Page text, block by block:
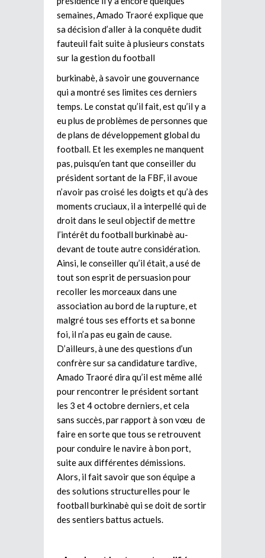
semaines, Amado Traoré explique que
sa décision d’aller à la conquête dudit
fauteuil fait suite à plusieurs constats
sur la gestion du football
burkinabè, à savoir une gouvernance
qui a montré ses limites ces derniers
temps. Le constat qu’il fait, est qu’il y a
eu plus de problèmes de personnes que
de plans de développement global du
football. Et les exemples ne manquent
pas, puisqu’en tant que conseiller du
président sortant de la FBF, il avoue
n’avoir pas croisé les doigts et qu’à des
moments cruciaux, il a interpellé qui de
droit dans le seul objectif de mettre
l’intérêt du football burkinabè au-
devant de toute autre considération.
Ainsi, le conseiller qu’il était, a usé de
tout son esprit de persuasion pour
recoller les morceaux dans une
association au bord de la rupture, et
malgré tous ses efforts et sa bonne
foi, il n’a pas eu gain de cause.
D’ailleurs, à une des questions d’un
confrère sur sa candidature tardive,
Amado Traoré dira qu’il est même allé
pour rencontrer le président sortant
les 3 et 4 octobre derniers, et cela
sans succès, par rapport à son vœu de
faire en sorte que tous se retrouvent
pour conduire le navire à bon port,
suite aux différentes démissions.
Alors, il fait savoir que son équipe a
des solutions structurelles pour le
football burkinabè qui se doit de sortir
des sentiers battus actuels.